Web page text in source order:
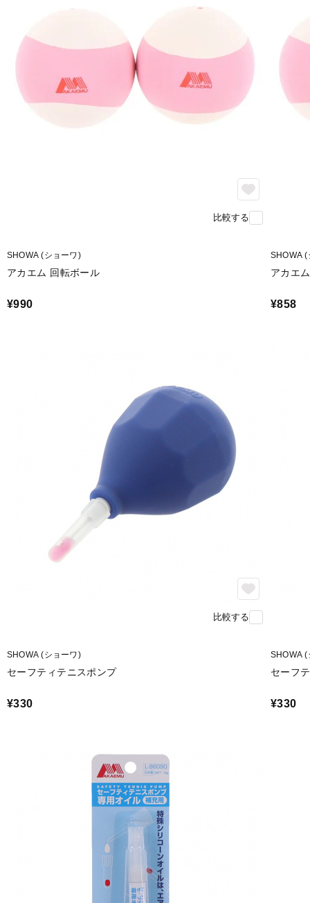
比較する
SHOWA (ショーワ)
アカエム 回転ボール
¥990
SHOWA (
アカエ
¥858
比較する
SHOWA (ショーワ)
セーフティテニスポンプ
¥330
SHOWA (
セーフ
¥330